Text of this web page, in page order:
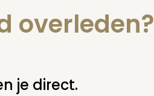
overleden?
je direct.